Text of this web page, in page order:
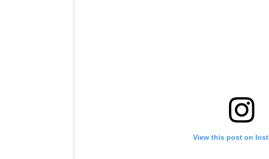
View this post on